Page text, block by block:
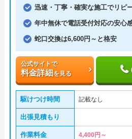
迅速・丁寧・確実な施工でリピ
年中無休で電話受付対応の安心
蛇口交換は6,600円～と格安
公式サイトで
料金詳細を見る
駆けつけ時間 記載なし
出張見積もり
作業料金 4,400円～